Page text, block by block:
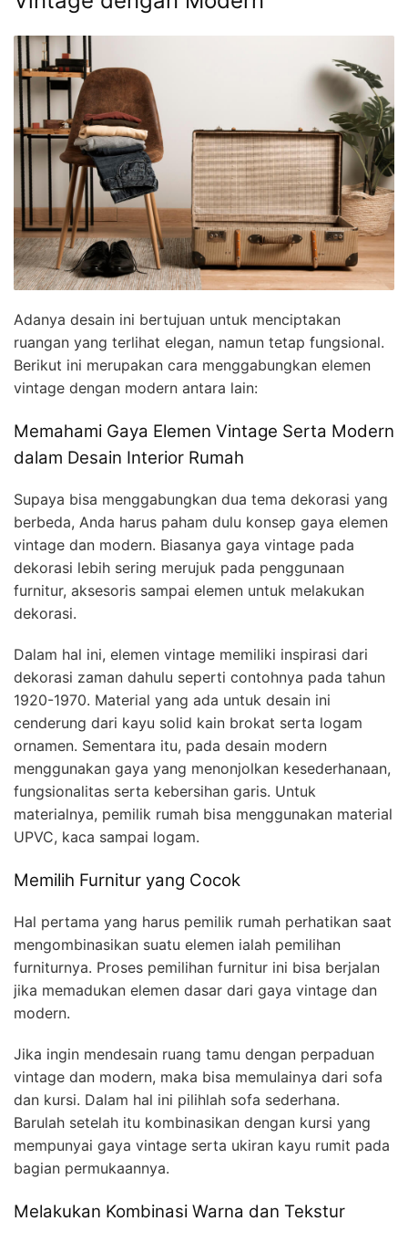
Adanya desain ini bertujuan untuk menciptakan
ruangan yang terlihat elegan, namun tetap fungsional.
Berikut ini merupakan cara menggabungkan elemen
vintage dengan modern antara lain:
Memahami Gaya Elemen Vintage Serta Modern
dalam Desain Interior Rumah
Supaya bisa menggabungkan dua tema dekorasi yang
berbeda, Anda harus paham dulu konsep gaya elemen
vintage dan modern. Biasanya gaya vintage pada
dekorasi lebih sering merujuk pada penggunaan
furnitur, aksesoris sampai elemen untuk melakukan
dekorasi.
Dalam hal ini, elemen vintage memiliki inspirasi dari
dekorasi zaman dahulu seperti contohnya pada tahun
1920-1970. Material yang ada untuk desain ini
cenderung dari kayu solid kain brokat serta logam
ornamen. Sementara itu, pada desain modern
menggunakan gaya yang menonjolkan kesederhanaan,
fungsionalitas serta kebersihan garis. Untuk
materialnya, pemilik rumah bisa menggunakan material
UPVC, kaca sampai logam.
Memilih Furnitur yang Cocok
Hal pertama yang harus pemilik rumah perhatikan saat
mengombinasikan suatu elemen ialah pemilihan
furniturnya. Proses pemilihan furnitur ini bisa berjalan
jika memadukan elemen dasar dari gaya vintage dan
modern.
Jika ingin mendesain ruang tamu dengan perpaduan
vintage dan modern, maka bisa memulainya dari sofa
dan kursi. Dalam hal ini pilihlah sofa sederhana.
Barulah setelah itu kombinasikan dengan kursi yang
mempunyai gaya vintage serta ukiran kayu rumit pada
bagian permukaannya.
Melakukan Kombinasi Warna dan Tekstur